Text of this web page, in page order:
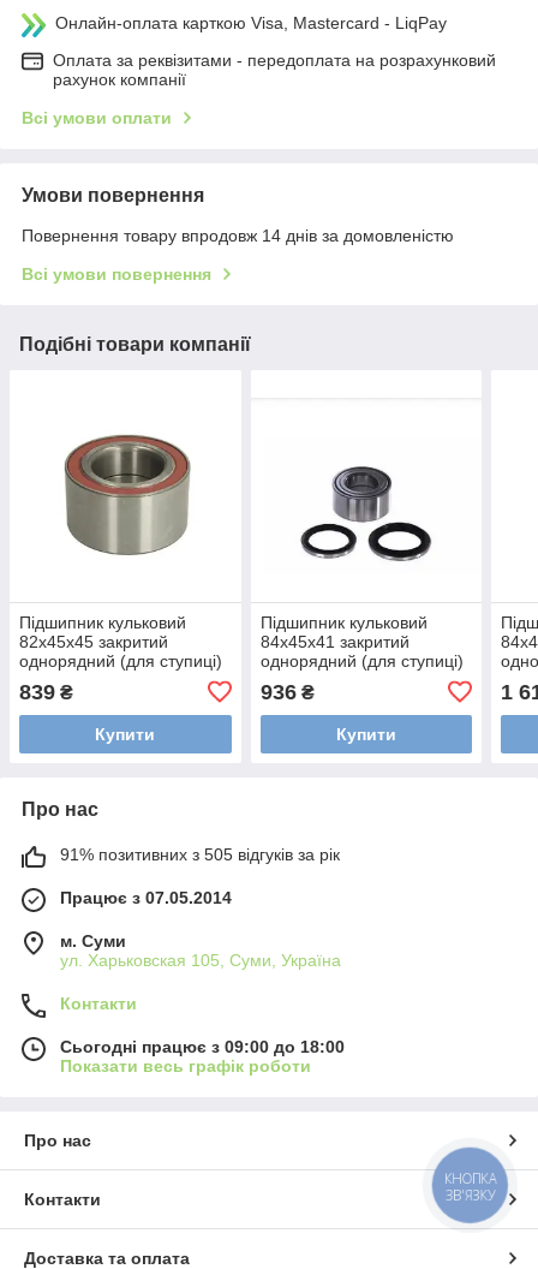
Онлайн-оплата карткою Visa, Mastercard - LiqPay
Оплата за реквізитами - передоплата на розрахунковий
рахунок компанії
Всі умови оплати
Умови повернення
Повернення товару впродовж 14 днів за домовленістю
Всі умови повернення
Подібні товари компанії
Підшипник кульковий
82x45x45 закритий
однорядний (для ступиці)
839 ₴
Купити
Підшипник кульковий
84x45x41 закритий
однорядний (для ступиці)
936₴
Купити
1
Про нас
91% позитивних з 505 відгуків за рік
Працює з 07.05.2014
м. Суми
ул. Харьковская 105, Суми, Україна
Контакти
Сьогодні працює з 09:00 до 18:00
Показати весь графік роботи
Про нас
Контакти
Доставка та оплата
КНОПКА
ЗВ'ЯЗКУ